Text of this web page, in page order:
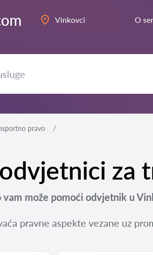
Vinkovci O
pravo
za
vam može pomoći odvjetnik u
pravne aspekte vezane uz